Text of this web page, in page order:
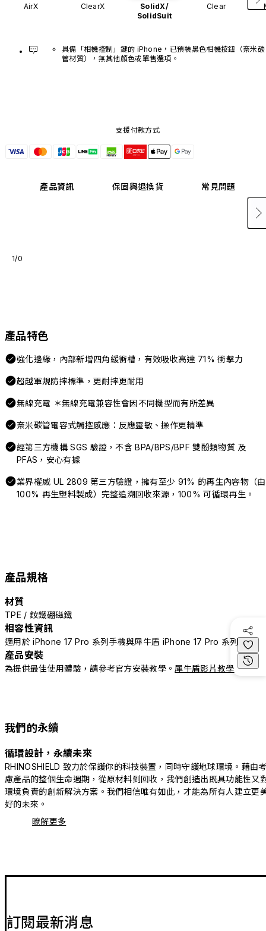
AirX ClearX
SolidX/
SolidSuit
Clear
具備「相機控制」鍵的 iPhone，已預裝黑色相機按鈕（奈米碳
管材質），無其他顏色或單售選項。
支援付款方式
產品資訊 保固與退換貨 常見問題
1/0
產品特色
強化邊緣，內部新增四角緩衝槽，有效吸收高達 71% 衝擊力
超越軍規防摔標準，更耐摔更耐用
無線充電 ＊無線充電兼容性會因不同機型而有所差異
奈米碳管電容式觸控感應：反應靈敏、操作更精準
經第三方機構 SGS 驗證，不含 BPA/BPS/BPF 雙酚類物質 及
PFAS，安心有據
業界權威 UL 2809 第三方驗證，擁有至少 91% 的再生內容物（由
100% 再生塑料製成）完整追溯回收來源，100% 可循環再生。
產品規格
材質
TPE / 釹鐵硼磁鐵
相容性資訊
適用於 iPhone 17 Pro 系列手機與犀牛盾 iPhone 17 Pro 系列配件
產品安裝
為提供最佳使用體驗，請參考官方安裝教學。 犀牛盾影片教學
我們的永續
循環設計，永續未來
RHINOSHIELD 致力於保護你的科技裝置，同時守護地球環境。藉由
慮產品的整個生命週期，從原材料到回收，我們創造出既具功能性又
環境負責的創新解決方案。我們相信唯有如此，才能為所有人建立更
好的未來。
瞭解更多
訂閱最新消息